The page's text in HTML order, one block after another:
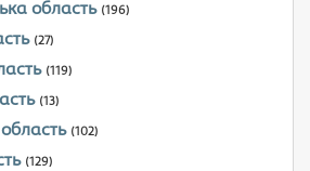
область (196)
(27)
(119)
(13)
(102)
(129)